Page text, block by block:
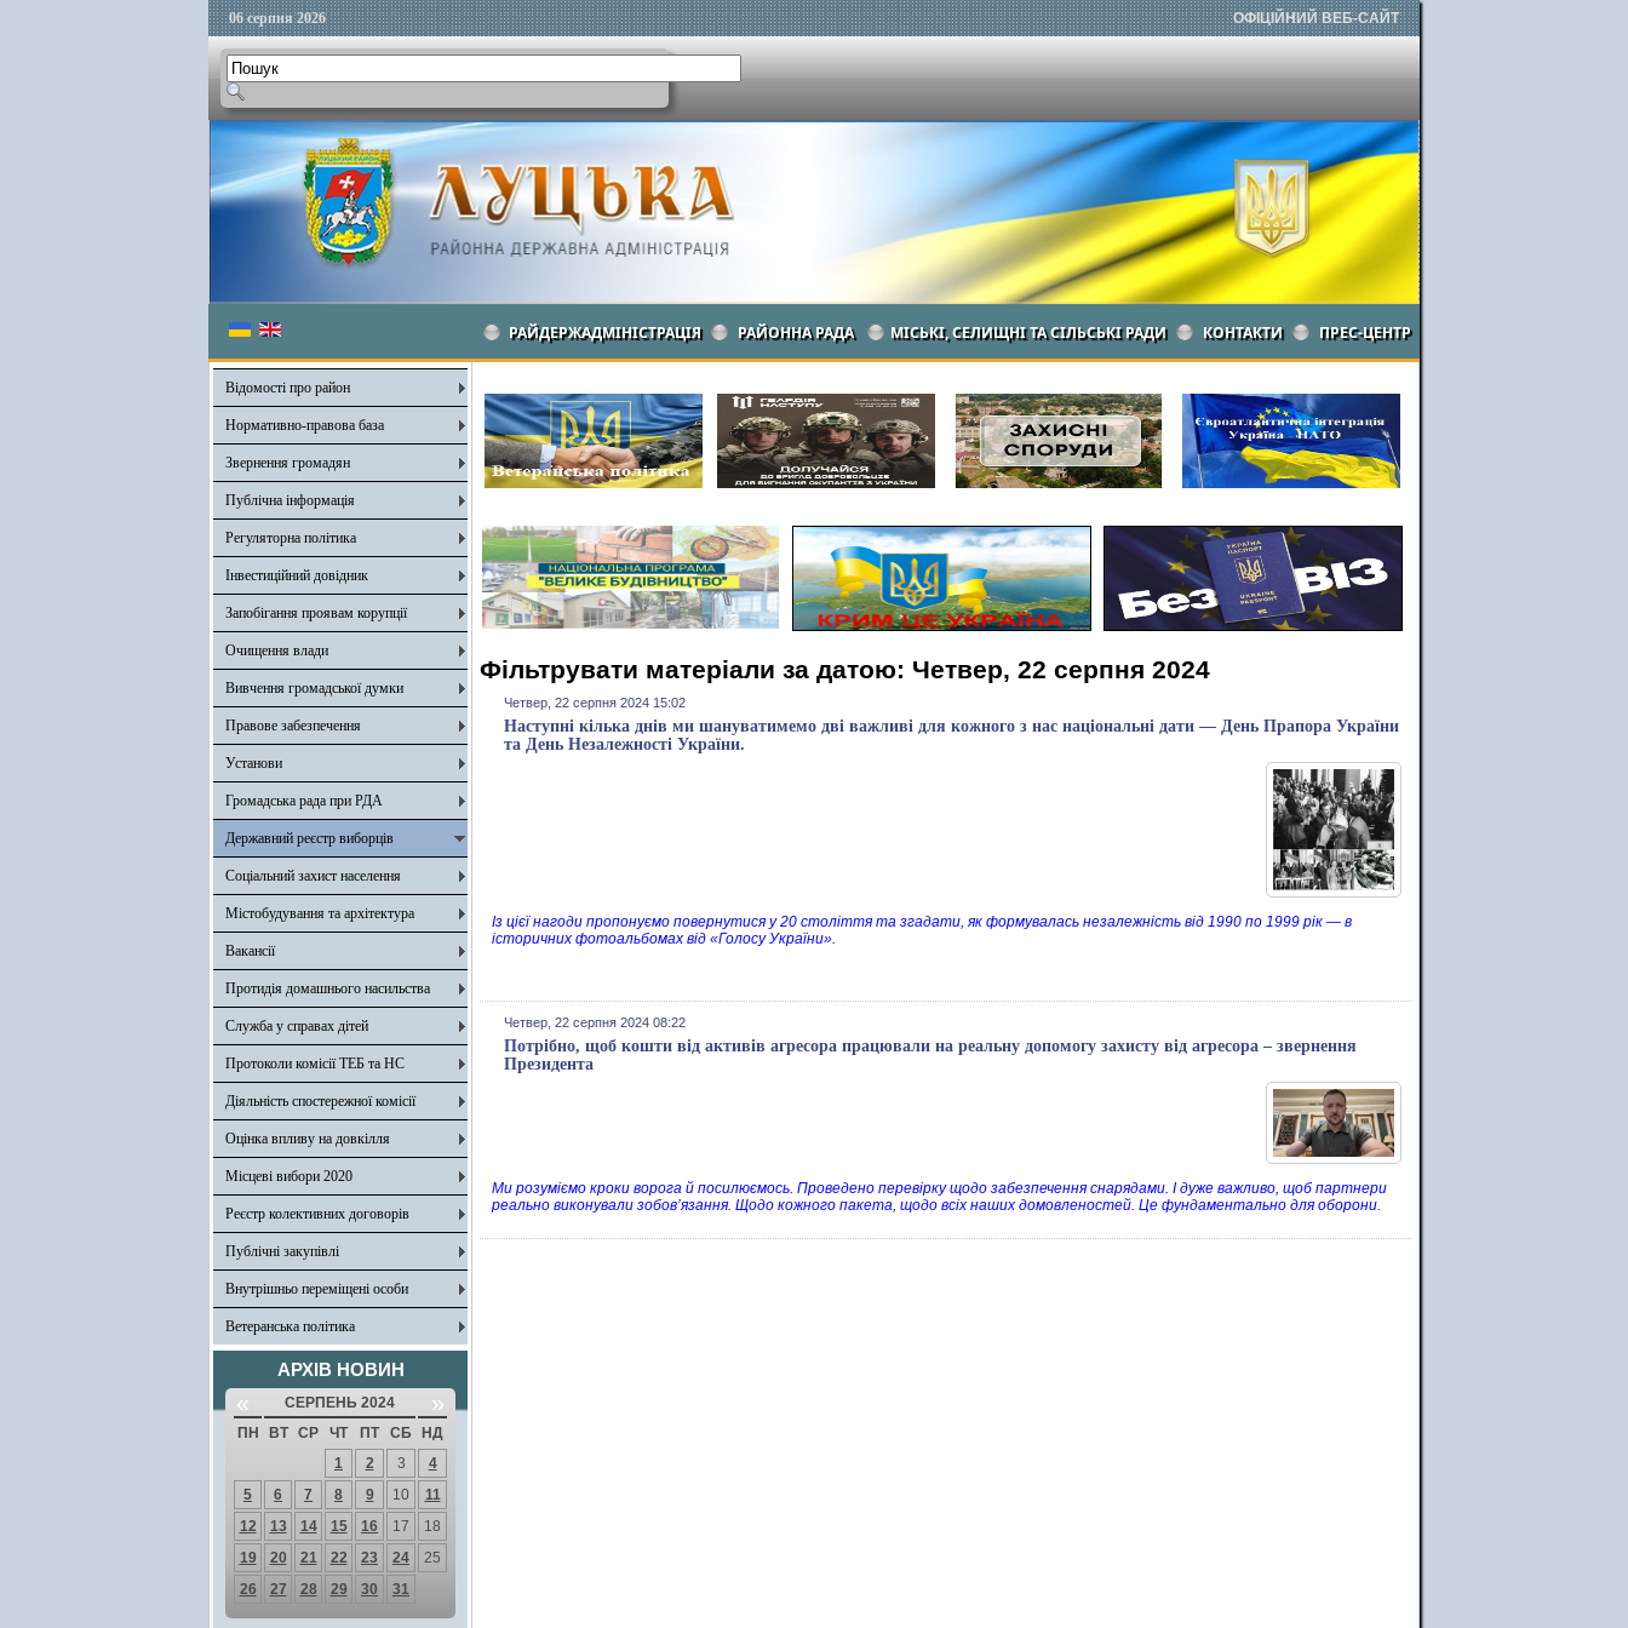
06 серпня 2026 ОФІЦІЙНИЙ ВЕБ-САЙТ
РАЙДЕРЖАДМІНІСТРАЦІЯ РАЙОННА РАДА МІСЬКІ, СЕЛИЩНІ ТА СІЛЬСЬКІ РАДИ КОНТАКТИ ПРЕС-ЦЕНТР
Відомості про район
Нормативно-правова база
Звернення громадян
Публічна інформація
Регуляторна політика
Інвестиційний довідник
Запобігання проявам корупції
Очищення влади
Вивчення громадської думки
Правове забезпечення
Установи
Громадська рада при РДА
Державний реєстр виборців
Соціальний захист населення
Містобудування та архітектура
Вакансії
Протидія домашнього насильства
Служба у справах дітей
Протоколи комісії ТЕБ та НС
Діяльність спостережної комісії
Оцінка впливу на довкілля
Місцеві вибори 2020
Реєстр колективних договорів
Публічні закупівлі
Внутрішньо переміщені особи
Ветеранська політика
АРХІВ НОВИН
« СЕРПЕНЬ 2024 »
ПН ВТ СР ЧТ ПТ СБ
НД
1
2 3
4
5
6 7 8 9 10
11
12
13 14 15 16 17
18
19
20 21 22 23 24
25
26
27 28 29 30 31
Фільтрувати матеріали за датою: Четвер, 22 серпня 2024
Четвер, 22 серпня 2024 15:02
Наступні кілька днів ми шануватимемо дві важливі для кожного з нас національні дати — День Прапора України
та День Незалежності України.
Із цієї нагоди пропонуємо повернутися у 20 століття та згадати, як формувалась незалежність від 1990 по 1999 рік — в
історичних фотоальбомах від «Голосу України».
Четвер, 22 серпня 2024 08:22
Потрібно, щоб кошти від активів агресора працювали на реальну допомогу захисту від агресора – звернення
Президента
Ми розуміємо кроки ворога й посилюємось. Проведено перевірку щодо забезпечення снарядами. І дуже важливо, щоб партнери
реально виконували зобов’язання. Щодо кожного пакета, щодо всіх наших домовленостей. Це фундаментально для оборони.